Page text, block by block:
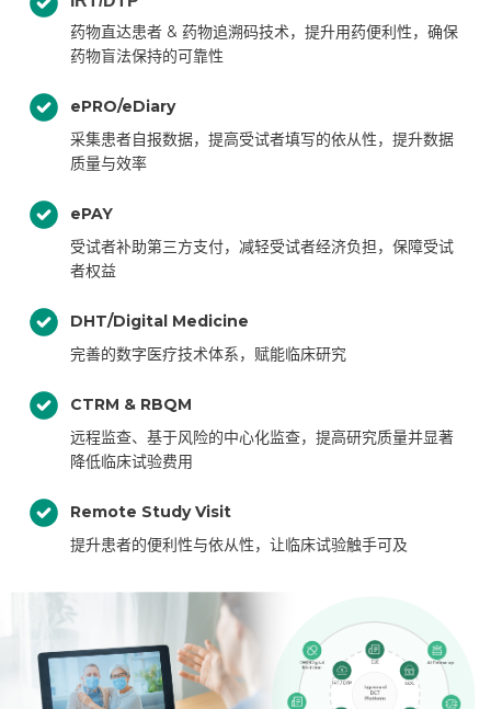
药物直达患者 & 药物追溯码技术，提升用药便利性，确保
药物盲法保持的可靠性
ePRO/eDiary
采集患者自报数据，提高受试者填写的依从性，提升数据
质量与效率
ePAY
受试者补助第三方支付，减轻受试者经济负担，保障受试
者权益
DHT/Digital Medicine
完善的数字医疗技术体系，赋能临床研究
CTRM & RBQM
远程监查、基于风险的中心化监查，提高研究质量并显著
降低临床试验费用
Remote Study Visit
提升患者的便利性与依从性，让临床试验触手可及